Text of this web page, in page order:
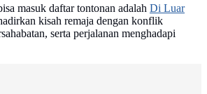
masuk daftar tontonan adalah Di Luar
kisah remaja dengan konflik
serta perjalanan menghadapi